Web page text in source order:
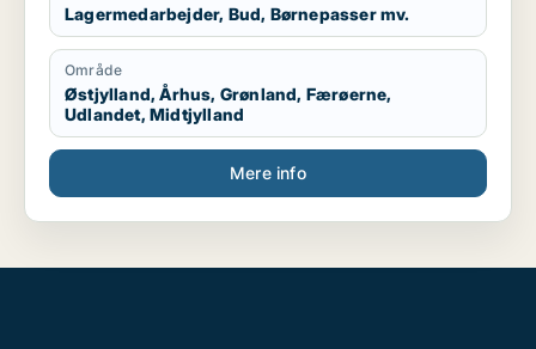
Lagermedarbejder, Bud, Børnepasser mv.
Område
Østjylland, Århus, Grønland, Færøerne,
Udlandet, Midtjylland
Mere info